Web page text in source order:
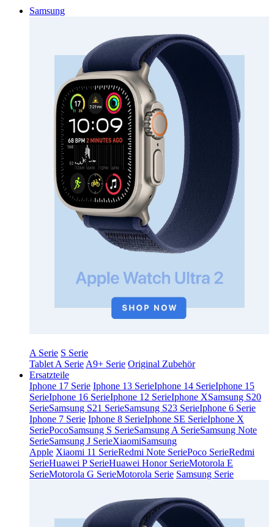
Samsung
A Serie S Serie
Tablet A Serie A9+ Serie Original Zubehör
Ersatzteile
Iphone 17 Serie Iphone 13 SerieIphone 14 SerieIphone 15
SerieIphone 16 SerieIphone 12 SerieIphone XSamsung S20
SerieSamsung S21 SerieSamsung S23 SerieIphone 6 Serie
Iphone 7 Serie Iphone 8 SerieIphone SE SerieIphone X
SeriePocoSamsung S SerieSamsung A SerieSamsung Note
SerieSamsung J SerieXiaomiSamsung
Apple Xiaomi 11 SerieRedmi Note SeriePoco SerieRedmi
SerieHuawei P SerieHuawei Honor SerieMotorola E
SerieMotorola G SerieMotorola Serie Samsung Serie